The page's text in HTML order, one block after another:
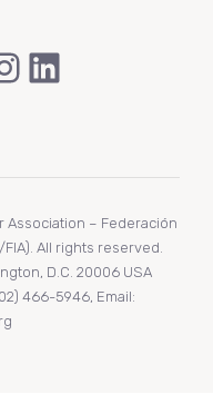
LinkedIn
Association – Federación
All rights reserved.
D.C. 20006 USA
466-5946, Email: